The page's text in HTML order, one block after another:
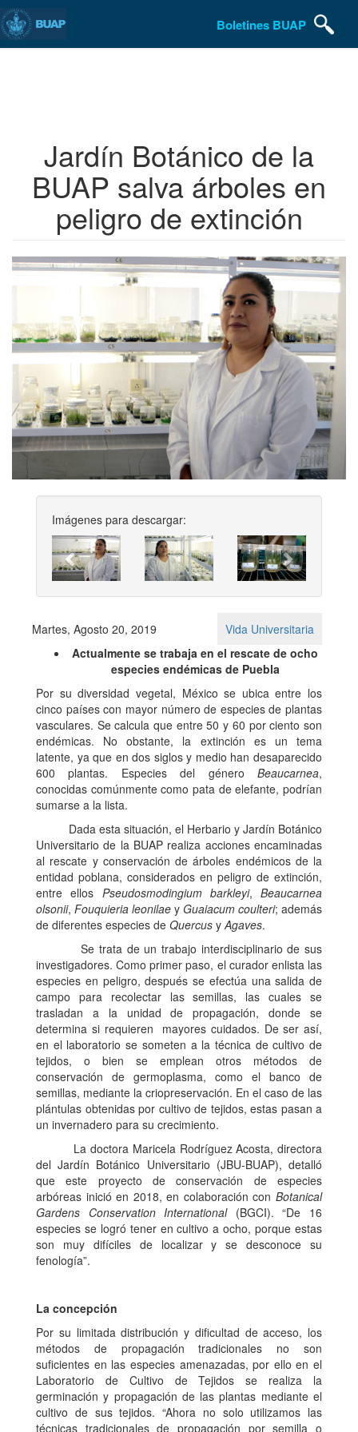
Boletines BUAP
Jardín Botánico de la
BUAP salva árboles en
peligro de extinción
Imágenes para descargar:
Previous Next
Martes, Agosto 20, 2019
Vida Universitaria
Actualmente se trabaja en el rescate de ocho
especies endémicas de Puebla
Por su diversidad vegetal, México se ubica entre los
cinco países con mayor número de especies de plantas
vasculares. Se calcula que entre 50 y 60 por ciento son
endémicas. No obstante, la extinción es un tema
latente, ya que en dos siglos y medio han desaparecido
600 plantas. Especies del género Beaucarnea,
conocidas comúnmente como pata de elefante, podrían
sumarse a la lista.
Dada esta situación, el Herbario y Jardín Botánico
Universitario de la BUAP realiza acciones encaminadas
al rescate y conservación de árboles endémicos de la
entidad poblana, considerados en peligro de extinción,
entre ellos Pseudosmodingium barkleyi, Beaucarnea
olsonii, Fouquieria leonilae y Guaiacum coulteri; además
de diferentes especies de Quercus yAgaves.
Se trata de un trabajo interdisciplinario de sus
investigadores. Como primer paso, el curador enlista las
especies en peligro, después se efectúa una salida de
campo para recolectar las semillas, las cuales se
trasladan a la unidad de propagación, donde se
determina si requieren mayores cuidados. De ser así,
en el laboratorio se someten a la técnica de cultivo de
tejidos, o bien se emplean otros métodos de
conservación de germoplasma, como el banco de
semillas, mediante la criopreservación. En el caso de las
plántulas obtenidas por cultivo de tejidos, estas pasan a
un invernadero para su crecimiento.
La doctora Maricela Rodríguez Acosta, directora
del Jardín Botánico Universitario (JBU-BUAP), detalló
que este proyecto de conservación de especies
arbóreas inició en 2018, en colaboración con Botanical
Gardens Conservation International(BGCI). “De 16
especies se logró tener en cultivo a ocho, porque estas
son muy difíciles de localizar y se desconoce su
fenología”.
La concepción
Por su limitada distribución y dificultad de acceso, los
métodos de propagación tradicionales no son
suficientes en las especies amenazadas, por ello en el
Laboratorio de Cultivo de Tejidos se realiza la
germinación y propagación de las plantas mediante el
cultivo de sus tejidos. “Ahora no solo utilizamos las
técnicas tradicionales de propagación por semilla o